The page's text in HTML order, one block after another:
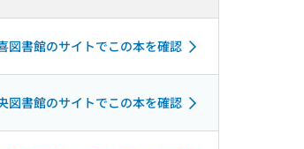
図書館のサイトでこの本を確認
図書館のサイトでこの本を確認